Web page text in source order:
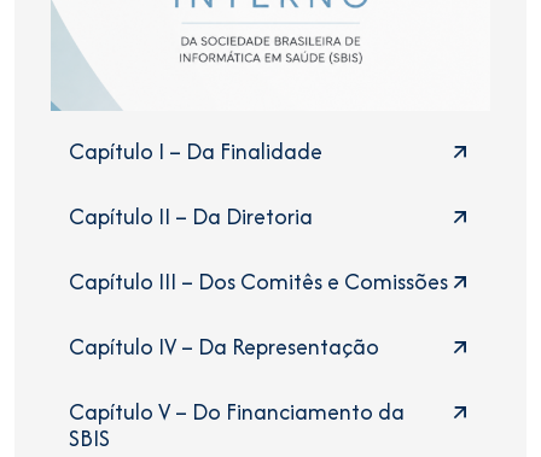
Capítulo I – Da Finalidade
Capítulo II – Da Diretoria
Capítulo III – Dos Comitês e Comissões
Capítulo IV – Da Representação
Capítulo V – Do Financiamento da
SBIS